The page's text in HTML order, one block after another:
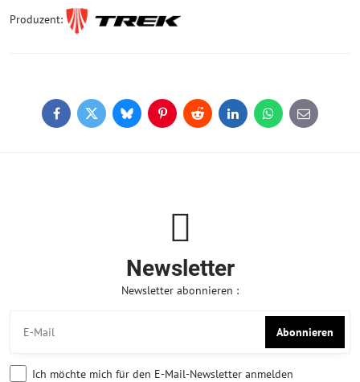
Produzent:
FacebookTwitterBlueskyPinterestReddit LinkedInWhatsApp
E-
mail
Newsletter
Newsletter abonnieren :
Abonnieren
Ich möchte mich für den E-Mail-Newsletter anmelden